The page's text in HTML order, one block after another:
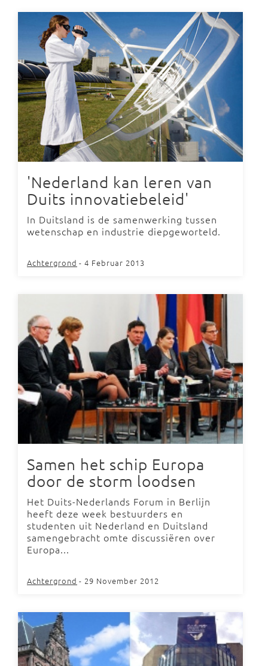
'Nederland kan leren van
Duits innovatiebeleid'
In Duitsland is de samenwerking tussen
wetenschap en industrie diepgeworteld.
Achtergrond - 4 Februar 2013
Samen het schip Europa
door de storm loodsen
Het Duits-Nederlands Forum in Berlijn
heeft deze week bestuurders en
studenten uit Nederland en Duitsland
samengebracht omte discussiëren over
Europa...
Achtergrond - 29 November 2012